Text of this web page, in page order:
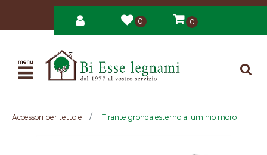
0 0
Open
Accessori per tettoie Tirante gronda esterno alluminio moro